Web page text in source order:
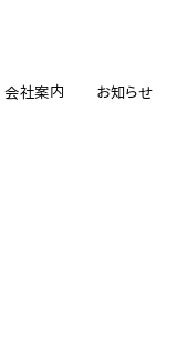
会社案内 お知らせ